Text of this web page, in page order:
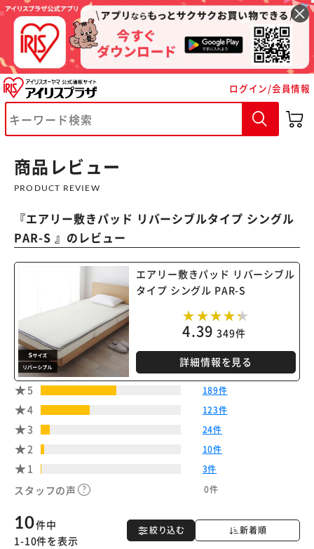
ログイン/会員情報
商品レビュー
PRODUCT REVIEW
『エアリー敷きパッド リバーシブルタイプ シングル
PAR-S 』のレビュー
エアリー敷きパッド リバーシブル
タイプ シングル PAR-S
4.39 349件
詳細情報を見る
5 189件
4 123件
3 24件
2 10件
1 3件
スタッフの声 0件
絞り込む 新着順
10件中
1-10件を表示
※ご確認ください
カートに入れる 購入手続きへ